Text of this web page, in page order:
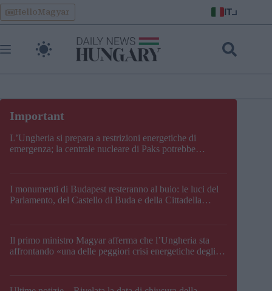
Skip
to
content
HelloMagyar IT
L’Ungheria si prepara a restrizioni energetiche di
emergenza; la centrale nucleare di Paks potrebbe
I monumenti di Budapest resteranno al buio: le luci del
Parlamento, del Castello di Buda e della Cittadella
Il primo ministro Magyar afferma che l’Ungheria sta
affrontando «una delle peggiori crisi energetiche degli